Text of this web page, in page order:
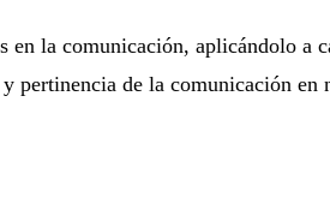
la comunicación, aplicándolo a
pertinencia de la comunicación en